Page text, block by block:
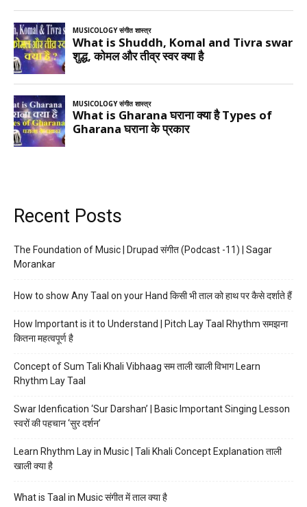
Recent Posts
The Foundation of Music | Drupad संगीत (Podcast -11) | Sagar
Morankar
How to show Any Taal on your Hand किसी भी ताल को हाथ पर कैसे दर्शाते हैं
How Important is it to Understand | Pitch Lay Taal Rhythm समझना
कितना महत्वपूर्ण है
Concept of Sum Tali Khali Vibhaag सम ताली खाली विभाग Learn
Rhythm Lay Taal
Swar Idenfication ‘Sur Darshan’ | Basic Important Singing Lesson
स्वरों की पहचान ‘सुर दर्शन’
Learn Rhythm Lay in Music | Tali Khali Concept Explanation ताली
खाली क्या है
What is Taal in Music संगीत में ताल क्या है